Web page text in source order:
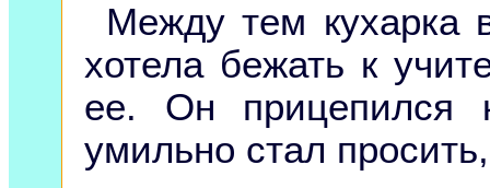
Между тем кухарка
хотела бежать к
ее. Он прицепился
умильно стал